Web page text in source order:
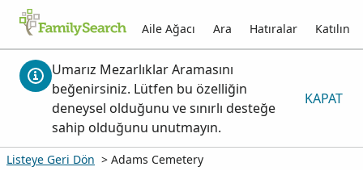
Aile Ağacı Ara Hatıralar Katılın
Umarız Mezarlıklar Aramasını
beğenirsiniz. Lütfen bu özelliğin
deneysel olduğunu ve sınırlı desteğe
sahip olduğunu unutmayın.
KAPAT
Listeye Geri Dön > Adams Cemetery